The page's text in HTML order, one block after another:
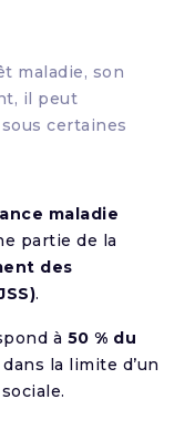
maladie, son
il peut
sous certaines
maladie
partie de la
des
.
à 50 % du
dans la limite d’un